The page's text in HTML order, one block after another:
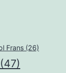
Frans (26)
(47)